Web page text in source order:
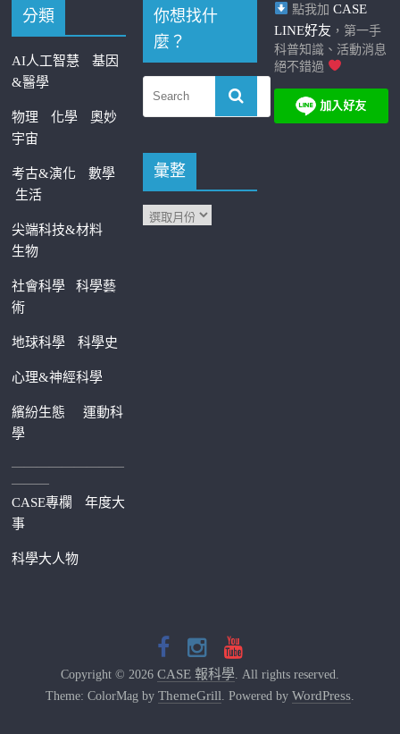
分類
AI人工智慧
基因
&醫學
物理 化學
奧妙
宇宙
考古&演化
數學
生活
尖端科技&材料
生物
社會科學科學藝
術
地球科學 科學史
心理&神經科學
繽紛生態運動科
學
—————————
———
CASE專欄
年度大
事
科學大人物
你想找什
麼？
彙整
點我加 CASE
LINE好友 ，第一手
科普知識、活動消息
絕不錯過
Copyright © 2026 CASE 報科學. All rights reserved.
Theme: ColorMag by ThemeGrill . Powered by WordPress.